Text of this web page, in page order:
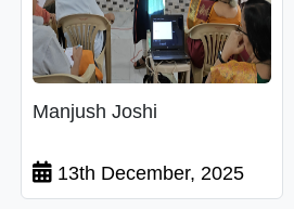
Manjush Joshi
13th December, 2025